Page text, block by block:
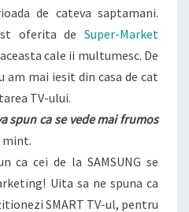
de cateva saptamani.
oferita de Super-Market
cale ii multumesc. De
am mai iesit din casa de cat
TV-ului.
spun ca se vede mai frumos
mint.
ca cei de la SAMSUNG se
Uita sa ne spuna ca
SMART TV-ul, pentru